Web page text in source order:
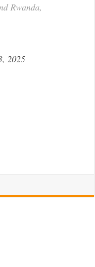
Rwanda,
2025